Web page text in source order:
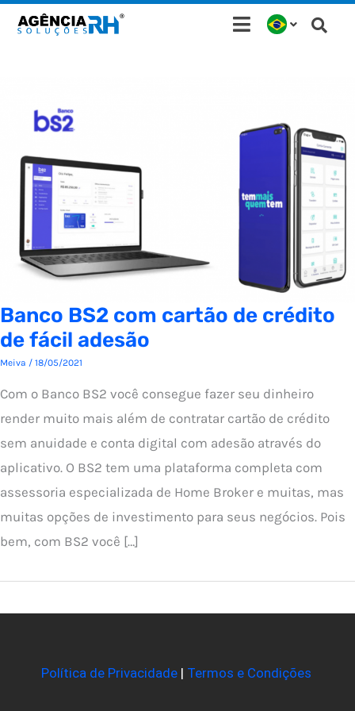
para
Banco BS2 com cartão de crédito
de fácil adesão
Meiva / 18/05/2021
Com o Banco BS2 você consegue fazer seu dinheiro
render muito mais além de contratar cartão de crédito
sem anuidade e conta digital com adesão através do
aplicativo. O BS2 tem uma plataforma completa com
assessoria especializada de Home Broker e muitas, mas
muitas opções de investimento para seus negócios. Pois
bem, com BS2 você […]
Política de Privacidade| Termos e Condições